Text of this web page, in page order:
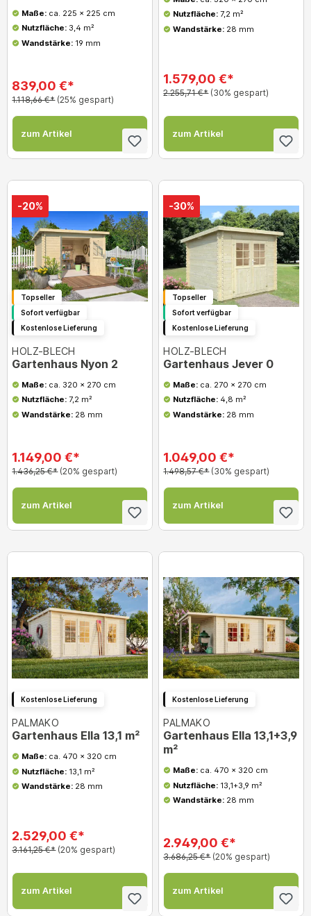
Maße: ca. 225 x 225 cm
Nutzfläche: 3,4 m²
Wandstärke: 19 mm
839,00 €*
1.118,66 €* (25% gespart)
zum Artikel
Nutzfläche: 7,2 m²
Wandstärke: 28 mm
1.579,00 €*
2.255,71 €* (30% gespart)
zum Artikel
-20%
Topseller
Sofort verfügbar
Kostenlose Lieferung
HOLZ-BLECH
Gartenhaus Nyon 2
Maße: ca. 320 x 270 cm
Nutzfläche: 7,2 m²
Wandstärke: 28 mm
1.149,00 €*
1.436,25 €* (20% gespart)
zum Artikel
-30%
Topseller
Sofort verfügbar
Kostenlose Lieferung
HOLZ-BLECH
Gartenhaus Jever 0
Maße: ca. 270 x 270 cm
Nutzfläche:4,8 m²
Wandstärke:28 mm
1.049,00 €*
1.498,57 €* (30% gespart)
zum Artikel
Kostenlose Lieferung
PALMAKO
Gartenhaus Ella 13,1 m²
Maße: ca. 470 x 320 cm
Nutzfläche:13,1 m²
Wandstärke: 28 mm
2.529,00 €*
3.161,25 €* (20% gespart)
zum Artikel
Kostenlose Lieferung
PALMAKO
Gartenhaus Ella 13,1+3,9
m²
Maße:ca. 470 x 320 cm
Nutzfläche:13,1+3,9 m²
Wandstärke: 28 mm
2.949,00 €*
3.686,25 €* (20% gespart)
zum Artikel